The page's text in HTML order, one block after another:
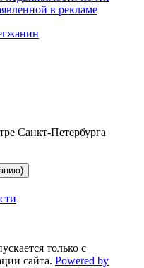
в рекламе
Санкт-Петербурга
только с
сайта. Powered by